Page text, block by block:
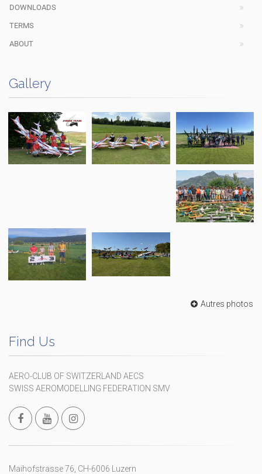
DOWNLOADS
TERMS
ABOUT
Gallery
Autres photos
Find Us
AERO-CLUB OF SWITZERLAND AECS
SWISS AEROMODELLING FEDERATION SMV
Maihofstrasse 76, CH-6006 Luzern